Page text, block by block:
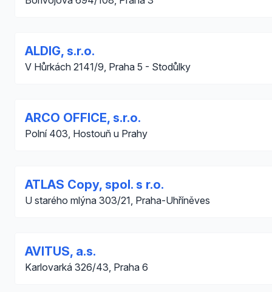
ALDIG, s.r.o.
V Hůrkách 2141/9, Praha 5 - Stodůlky
ARCO OFFICE, s.r.o.
Polní 403, Hostouň u Prahy
ATLAS Copy, spol. s r.o.
U starého mlýna 303/21, Praha-Uhříněves
AVITUS, a.s.
Karlovarká 326/43, Praha 6